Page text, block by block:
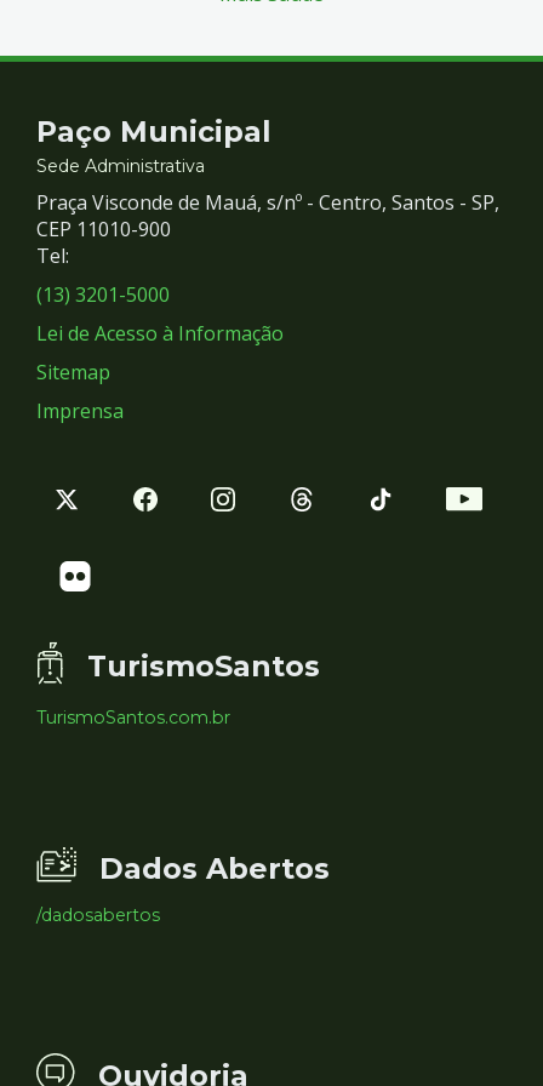
Contato
e
Redes
Sociais
Paço Municipal
Sede Administrativa
Praça Visconde de Mauá, s/nº - Centro, Santos - SP,
CEP 11010-900
Tel:
(13) 3201-5000
Lei de Acesso à Informação
Sitemap
Imprensa
TurismoSantos
TurismoSantos.com.br
Dados Abertos
/dadosabertos
Ouvidoria